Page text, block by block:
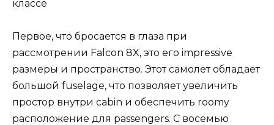
Первое, что бросается в глаза при
рассмотрении Falcon 8X, это его impressive
размеры и пространство. Этот самолет обладает
большой fuselage, что позволяет увеличить
простор внутри cabin и обеспечить roomy
расположение для passengers. С восемью